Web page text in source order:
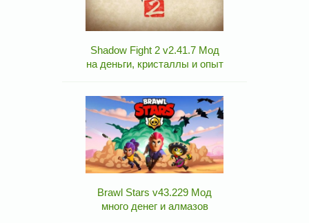
Shadow Fight 2 v2.41.7 Мод
на деньги, кристаллы и опыт
Brawl Stars v43.229 Мод
много денег и алмазов